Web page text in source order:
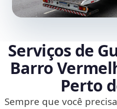
Serviços de
Barro
Perto
Sempre que você